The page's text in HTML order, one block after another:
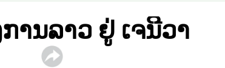
ານລາວ ຢູ່ ເຈນີວາ